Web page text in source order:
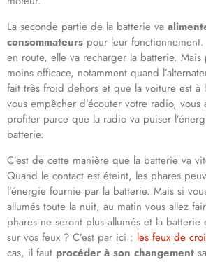
La seconde partie de la batterie va
consommateurs pour leur
en route, elle va recharger la batterie.
moins efficace, notamment quand
fait très froid dehors et que la voiture est à
vous empêcher d’écouter votre radio, vous
profiter parce que la radio va puiser
batterie.
C’est de cette manière que la batterie va
Quand le contact est éteint, les phares
l’énergie fournie par la batterie. Mais si
allumés toute la nuit, au matin vous allez
phares ne seront plus allumés et la
sur vos feux ? C’est par ici : les feux de
cas, il faut procéder à son changement